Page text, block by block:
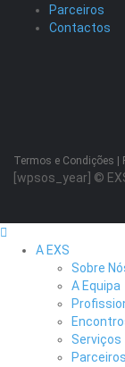
Parceiros
Contactos
Termos e Condições
[wpsos_year] ©
A EXS
Sobre
A Equipa
Serviços
Parceiros